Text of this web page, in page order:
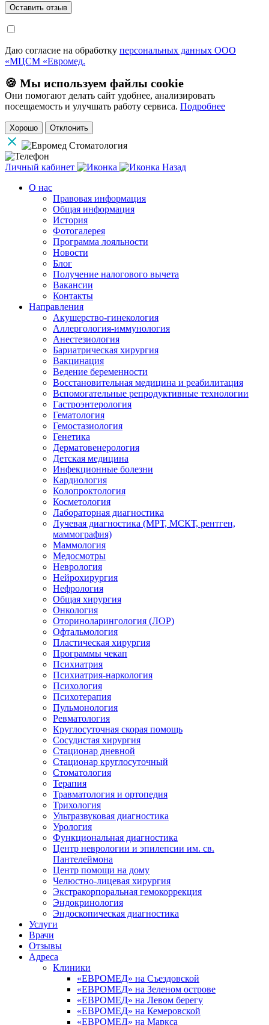
Даю согласие на обработку персональных данных ООО
«МЦСМ «Евромед.
🍪 Мы используем файлы cookie
Они помогают делать сайт удобнее, анализировать
посещаемость и улучшать работу сервиса. Подробнее
Хорошо Отклонить
Личный кабинет
Назад
О нас
Правовая информация
Общая информация
История
Фотогалерея
Программа лояльности
Новости
Блог
Получение налогового вычета
Вакансии
Контакты
Направления
Акушерство-гинекология
Аллергология-иммунология
Анестезиология
Бариатрическая хирургия
Вакцинация
Ведение беременности
Восстановительная медицина и реабилитация
Вспомогательные репродуктивные технологии
Гастроэнтерология
Гематология
Гемостазиология
Генетика
Дерматовенерология
Детская медицина
Инфекционные болезни
Кардиология
Колопроктология
Косметология
Лабораторная диагностика
Лучевая диагностика (МРТ, МСКТ, рентген,
маммография)
Маммология
Медосмотры
Неврология
Нейрохирургия
Нефрология
Общая хирургия
Онкология
Оториноларингология (ЛОР)
Офтальмология
Пластическая хирургия
Программы чекап
Психиатрия
Психиатрия-наркология
Психология
Психотерапия
Пульмонология
Ревматология
Круглосуточная скорая помощь
Сосудистая хирургия
Стационар дневной
Стационар круглосуточный
Стоматология
Терапия
Травматология и ортопедия
Трихология
Ультразвуковая диагностика
Урология
Функциональная диагностика
Центр неврологии и эпилепсии им. св.
Пантелеймона
Центр помощи на дому
Челюстно-лицевая хирургия
Экстракорпоральная гемокоррекция
Эндокринология
Эндоскопическая диагностика
Услуги
Врачи
Отзывы
Адреса
Клиники
«ЕВРОМЕД» на Съездовской
«ЕВРОМЕД» на Зеленом острове
«ЕВРОМЕД» на Левом берегу
«ЕВРОМЕД» на Кемеровской
«ЕВРОМЕД» на Маркса